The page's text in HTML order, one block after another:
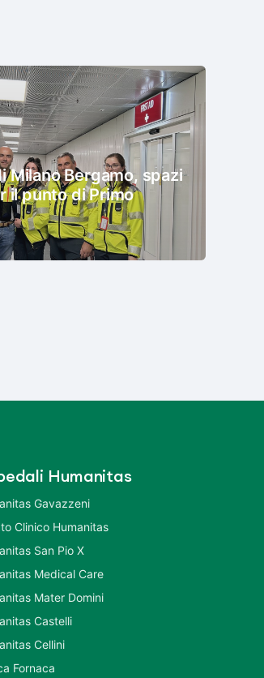
Milano Bergamo, spazi
il punto di Primo
Humanitas
Gavazzeni
Clinico Humanitas
San Pio X
Medical Care
Mater Domini
Castelli
Cellini
Fornaca